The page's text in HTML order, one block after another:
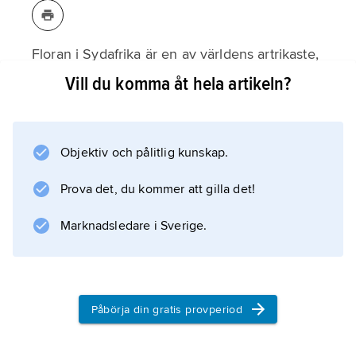
Floran i Sydafrika är en av världens artrikaste,
speciellt i Västra Kapprovinsen. Även faunan
17 ekoregioner har identifierats.
Vill du komma åt hela artikeln?
Objektiv och pålitlig kunskap.
Prova det, du kommer att gilla det!
Marknadsledare i Sverige.
Påbörja din gratis provperiod